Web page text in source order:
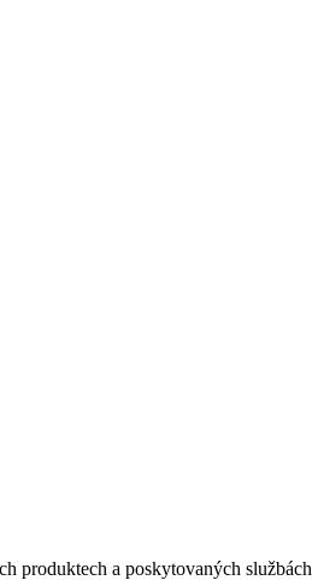
produktech a poskytovaných službách